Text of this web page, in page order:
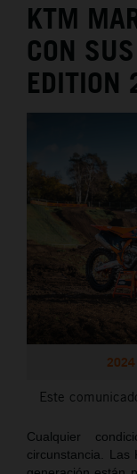
KTM
CON
2024
Este
Cualquier
circunstancia. Las